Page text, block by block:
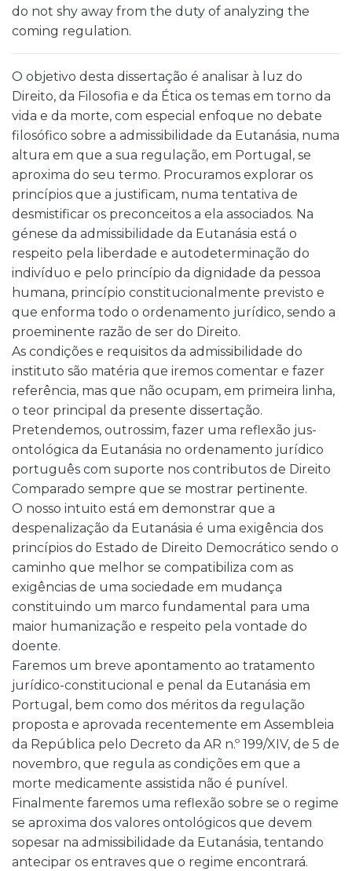
do not shy away from the duty of analyzing the
coming regulation.
O objetivo desta dissertação é analisar à luz do
Direito, da Filosofia e da Ética os temas em torno da
vida e da morte, com especial enfoque no debate
filosófico sobre a admissibilidade da Eutanásia, numa
altura em que a sua regulação, em Portugal, se
aproxima do seu termo. Procuramos explorar os
princípios que a justificam, numa tentativa de
desmistificar os preconceitos a ela associados. Na
génese da admissibilidade da Eutanásia está o
respeito pela liberdade e autodeterminação do
indivíduo e pelo princípio da dignidade da pessoa
humana, princípio constitucionalmente previsto e
que enforma todo o ordenamento jurídico, sendo a
proeminente razão de ser do Direito.
As condições e requisitos da admissibilidade do
instituto são matéria que iremos comentar e fazer
referência, mas que não ocupam, em primeira linha,
o teor principal da presente dissertação.
Pretendemos, outrossim, fazer uma reflexão jus-
ontológica da Eutanásia no ordenamento jurídico
português com suporte nos contributos de Direito
Comparado sempre que se mostrar pertinente.
O nosso intuito está em demonstrar que a
despenalização da Eutanásia é uma exigência dos
princípios do Estado de Direito Democrático sendo o
caminho que melhor se compatibiliza com as
exigências de uma sociedade em mudança
constituindo um marco fundamental para uma
maior humanização e respeito pela vontade do
doente.
Faremos um breve apontamento ao tratamento
jurídico-constitucional e penal da Eutanásia em
Portugal, bem como dos méritos da regulação
proposta e aprovada recentemente em Assembleia
da República pelo Decreto da AR n.º 199/XIV, de 5 de
novembro, que regula as condições em que a
morte medicamente assistida não é punível.
Finalmente faremos uma reflexão sobre se o regime
se aproxima dos valores ontológicos que devem
sopesar na admissibilidade da Eutanásia, tentando
antecipar os entraves que o regime encontrará.